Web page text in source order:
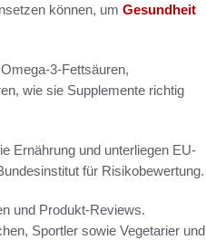
können, um Gesundheit
3-Fettsäuren,
wie sie Supplemente richtig
Ernährung und unterliegen EU-
für Risikobewertung.
und Produkt-Reviews.
Sportler sowie Vegetarier und